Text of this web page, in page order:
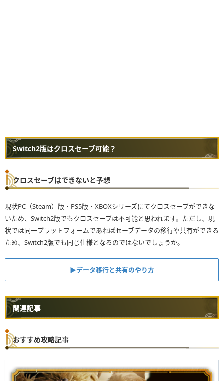
Switch2版はクロスセーブ可能？
クロスセーブはできないと予想
現状PC（Steam）版・PS5版・XBOXシリーズにてクロスセーブができな
いため、Switch2版でもクロスセーブは不可能と思われます。ただし、現
状では同一プラットフォームであればセーブデータの移行や共有ができる
ため、Switch2版でも同じ仕様となるのではないでしょうか。
▶︎データ移行と共有のやり方
関連記事
おすすめ攻略記事